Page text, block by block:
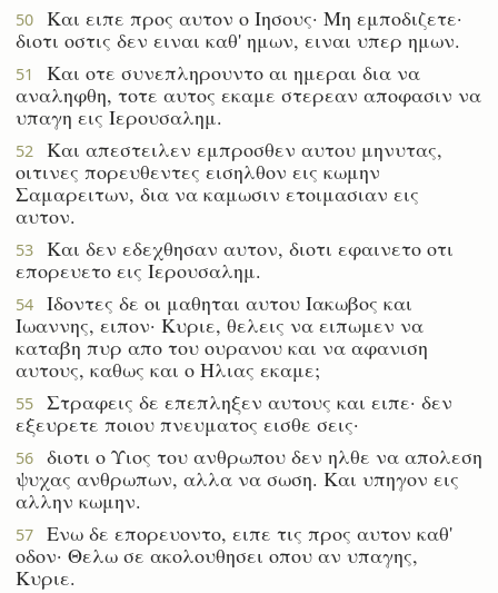
50
Και ειπε προς αυτον ο Ιησους· Μη εμποδιζετε·
διοτι οστις δεν ειναι καθ' ημων, ειναι υπερ ημων.
51
Και οτε συνεπληρουντο αι ημεραι δια να
αναληφθη, τοτε αυτος εκαμε στερεαν αποφασιν να
υπαγη εις Ιερουσαλημ.
52
Και απεστειλεν εμπροσθεν αυτου μηνυτας,
οιτινες πορευθεντες εισηλθον εις κωμην
Σαμαρειτων, δια να καμωσιν ετοιμασιαν εις
αυτον.
53
Και δεν εδεχθησαν αυτον, διοτι εφαινετο οτι
επορευετο εις Ιερουσαλημ.
54
Ιδοντες δε οι μαθηται αυτου Ιακωβος και
Ιωαννης, ειπον· Κυριε, θελεις να ειπωμεν να
καταβη πυρ απο του ουρανου και να αφανιση
αυτους, καθως και ο Ηλιας εκαμε;
55
Στραφεις δε επεπληξεν αυτους και ειπε· δεν
εξευρετε ποιου πνευματος εισθε σεις·
56
διοτι ο Υιος του ανθρωπου δεν ηλθε να απολεση
ψυχας ανθρωπων, αλλα να σωση. Και υπηγον εις
αλλην κωμην.
57
Ενω δε επορευοντο, ειπε τις προς αυτον καθ'
οδον· Θελω σε ακολουθησει οπου αν υπαγης,
Κυριε.